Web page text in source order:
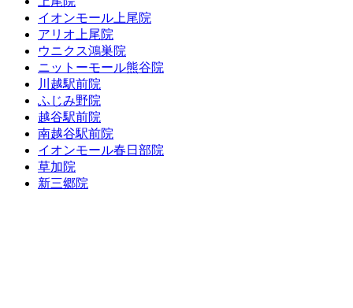
イオンモール上尾院
アリオ上尾院
ウニクス鴻巣院
ニットーモール熊谷院
川越駅前院
ふじみ野院
越谷駅前院
南越谷駅前院
イオンモール春日部院
草加院
新三郷院